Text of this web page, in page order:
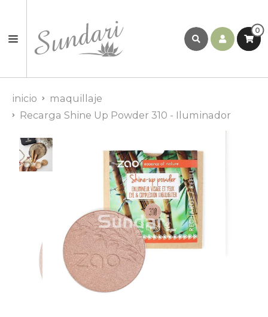
0
inicio
maquillaje
Recarga Shine Up Powder 310 - Iluminador